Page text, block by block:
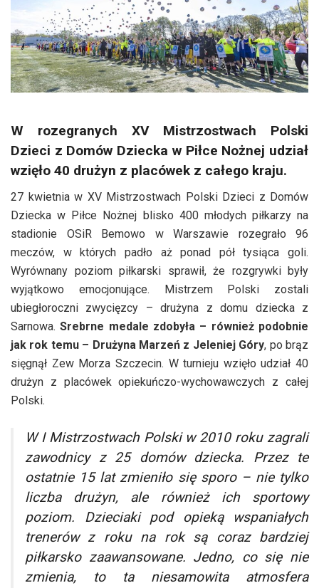
W rozegranych XV Mistrzostwach Polski
Dzieci z Domów Dziecka w Piłce Nożnej udział
wzięło 40 drużyn z placówek z całego kraju.
27 kwietnia w XV Mistrzostwach Polski Dzieci z Domów
Dziecka w Piłce Nożnej blisko 400 młodych piłkarzy na
stadionie OSiR Bemowo w Warszawie rozegrało 96
meczów, w których padło aż ponad pół tysiąca goli.
Wyrównany poziom piłkarski sprawił, że rozgrywki były
wyjątkowo emocjonujące. Mistrzem Polski zostali
ubiegłoroczni zwycięzcy – drużyna z domu dziecka z
Sarnowa.Srebrne medale zdobyła – również podobnie
jak rok temu – Drużyna Marzeń z Jeleniej Góry, po brąz
sięgnął Zew Morza Szczecin. W turnieju wzięło udział 40
drużyn z placówek opiekuńczo-wychowawczych z całej
Polski.
W I Mistrzostwach Polski w 2010 roku zagrali
zawodnicy z 25 domów dziecka. Przez te
ostatnie 15 lat zmieniło się sporo – nie tylko
liczba drużyn, ale również ich sportowy
poziom. Dzieciaki pod opieką wspaniałych
trenerów z roku na rok są coraz bardziej
piłkarsko zaawansowane. Jedno, co się nie
zmienia, to ta niesamowita atmosfera